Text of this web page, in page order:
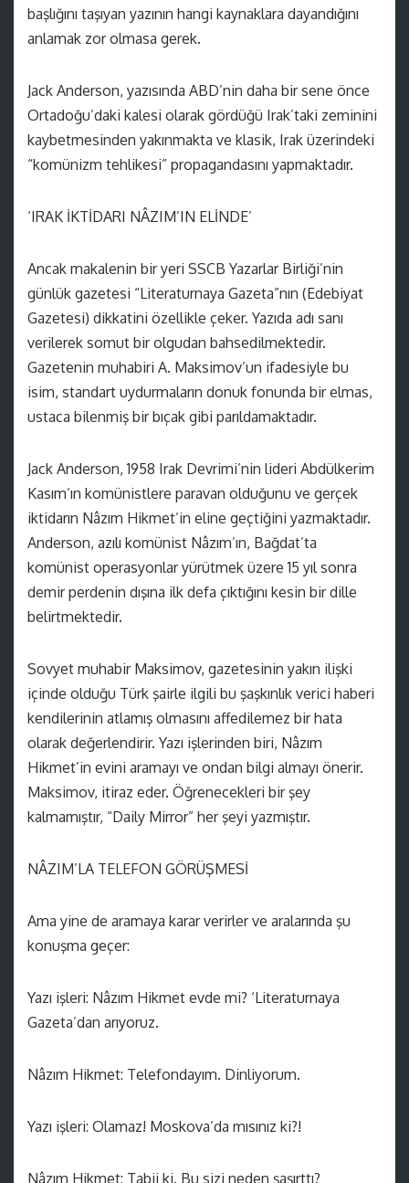
başlığını taşıyan yazının hangi kaynaklara dayandığını
anlamak zor olmasa gerek.
Jack Anderson, yazısında ABD’nin daha bir sene önce
Ortadoğu’daki kalesi olarak gördüğü Irak’taki zeminini
kaybetmesinden yakınmakta ve klasik, Irak üzerindeki
“komünizm tehlikesi” propagandasını yapmaktadır.
‘IRAK İKTİDARI NÂZIM’IN ELİNDE’
Ancak makalenin bir yeri SSCB Yazarlar Birliği’nin
günlük gazetesi “Literaturnaya Gazeta”nın (Edebiyat
Gazetesi) dikkatini özellikle çeker. Yazıda adı sanı
verilerek somut bir olgudan bahsedilmektedir.
Gazetenin muhabiri A. Maksimov’un ifadesiyle bu
isim, standart uydurmaların donuk fonunda bir elmas,
ustaca bilenmiş bir bıçak gibi parıldamaktadır.
Jack Anderson, 1958 Irak Devrimi’nin lideri Abdülkerim
Kasım’ın komünistlere paravan olduğunu ve gerçek
iktidarın Nâzım Hikmet’in eline geçtiğini yazmaktadır.
Anderson, azılı komünist Nâzım’ın, Bağdat’ta
komünist operasyonlar yürütmek üzere 15 yıl sonra
demir perdenin dışına ilk defa çıktığını kesin bir dille
belirtmektedir.
Sovyet muhabir Maksimov, gazetesinin yakın ilişki
içinde olduğu Türk şairle ilgili bu şaşkınlık verici haberi
kendilerinin atlamış olmasını affedilemez bir hata
olarak değerlendirir. Yazı işlerinden biri, Nâzım
Hikmet’in evini aramayı ve ondan bilgi almayı önerir.
Maksimov, itiraz eder. Öğrenecekleri bir şey
kalmamıştır, “Daily Mirror” her şeyi yazmıştır.
NÂZIM’LA TELEFON GÖRÜŞMESİ
Ama yine de aramaya karar verirler ve aralarında şu
konuşma geçer:
Yazı işleri: Nâzım Hikmet evde mi? ‘Literaturnaya
Gazeta’dan arıyoruz.
Nâzım Hikmet: Telefondayım. Dinliyorum.
Yazı işleri: Olamaz! Moskova’da mısınız ki?!
Nâzım Hikmet: Tabii ki. Bu sizi neden şaşırttı?